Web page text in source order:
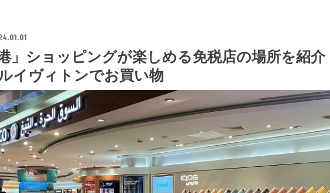
」ショッピングが楽しめる免税店の場所を紹介
イヴィトンでお買い物